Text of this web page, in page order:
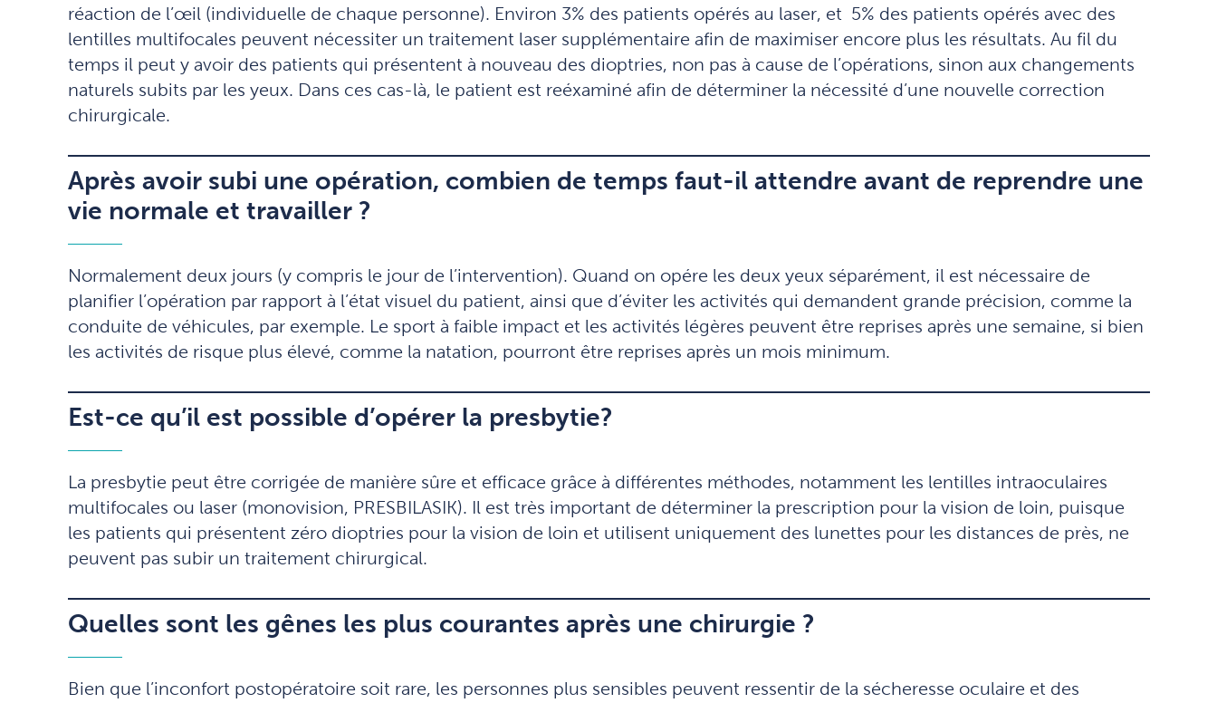
réaction de l’œil (individuelle de chaque personne). Environ 3% des patients opérés au laser, et 5% des patients opérés avec des
lentilles multifocales peuvent nécessiter un traitement laser supplémentaire afin de maximiser encore plus les résultats. Au fil du
temps il peut y avoir des patients qui présentent à nouveau des dioptries, non pas à cause de l’opérations, sinon aux changements
naturels subits par les yeux. Dans ces cas-là, le patient est reéxaminé afin de déterminer la nécessité d’une nouvelle correction
chirurgicale.
Après avoir subi une opération, combien de temps faut-il attendre avant de reprendre une
vie normale et travailler ?
Normalement deux jours (y compris le jour de l’intervention). Quand on opére les deux yeux séparément, il est nécessaire de
planifier l’opération par rapport à l’état visuel du patient, ainsi que d’éviter les activités qui demandent grande précision, comme la
conduite de véhicules, par exemple. Le sport à faible impact et les activités légères peuvent être reprises après une semaine, si bien
les activités de risque plus élevé, comme la natation, pourront être reprises après un mois minimum.
Est-ce qu’il est possible d’opérer la presbytie?
La presbytie peut être corrigée de manière sûre et efficace grâce à différentes méthodes, notamment les lentilles intraoculaires
multifocales ou laser (monovision, PRESBILASIK). Il est très important de déterminer la prescription pour la vision de loin, puisque
les patients qui présentent zéro dioptries pour la vision de loin et utilisent uniquement des lunettes pour les distances de près, ne
peuvent pas subir un traitement chirurgical.
Quelles sont les gênes les plus courantes après une chirurgie ?
Bien que l’inconfort postopératoire soit rare, les personnes plus sensibles peuvent ressentir de la sécheresse oculaire et des